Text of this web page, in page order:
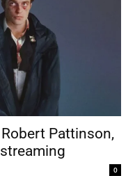
Pattinson,
0